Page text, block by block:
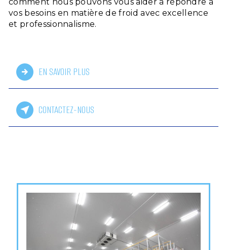
vos besoins en matière de froid avec excellence
et professionnalisme.
EN SAVOIR PLUS
CONTACTEZ-NOUS